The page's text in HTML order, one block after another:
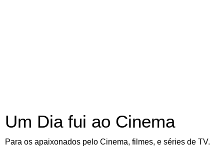
Um Dia fui ao Cinema
Para os apaixonados pelo Cinema, filmes, e séries de TV.